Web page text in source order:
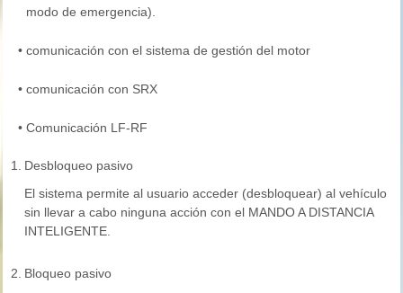
modo de emergencia).
• comunicación con el sistema de gestión del motor
• comunicación con SRX
• Comunicación LF-RF
1. Desbloqueo pasivo
El sistema permite al usuario acceder (desbloquear) al vehículo
sin llevar a cabo ninguna acción con el MANDO A DISTANCIA
INTELIGENTE.
2. Bloqueo pasivo